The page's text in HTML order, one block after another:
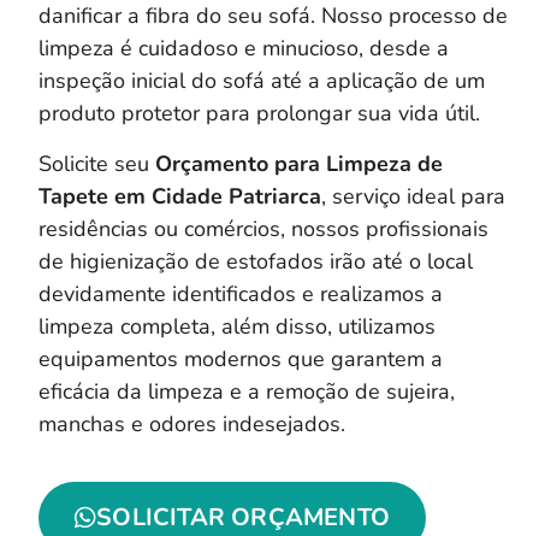
danificar a fibra do seu sofá. Nosso processo de
limpeza é cuidadoso e minucioso, desde a
inspeção inicial do sofá até a aplicação de um
produto protetor para prolongar sua vida útil.
Solicite seu Orçamento para Limpeza de
Tapete em Cidade Patriarca, serviço ideal para
residências ou comércios, nossos profissionais
de higienização de estofados irão até o local
devidamente identificados e realizamos a
limpeza completa, além disso, utilizamos
equipamentos modernos que garantem a
eficácia da limpeza e a remoção de sujeira,
manchas e odores indesejados.
SOLICITAR ORÇAMENTO